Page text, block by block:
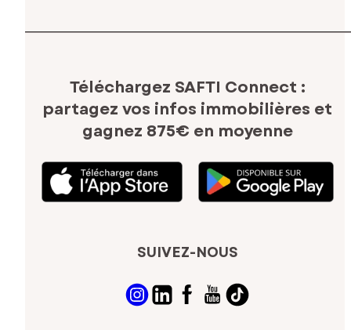
Téléchargez SAFTI Connect :
partagez vos infos immobilières et
gagnez 875€ en moyenne
SUIVEZ-NOUS